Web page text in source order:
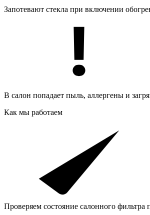
Запотевают стекла при включении
В салон попадает пыль, аллергены и
Как мы работаем
Проверяем состояние салонного фильтра